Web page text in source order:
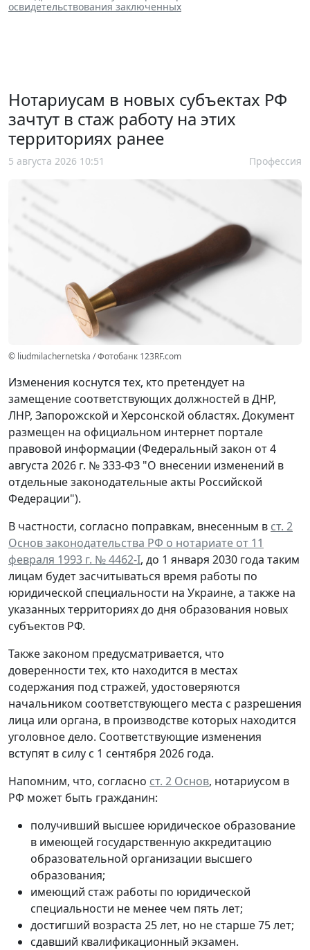
освидетельствования заключенных
Нотариусам в новых субъектах РФ
зачтут в стаж работу на этих
территориях ранее
5 августа 2026 10:51 Профессия
© liudmilachernetska / Фотобанк 123RF.com
Изменения коснутся тех, кто претендует на
замещение соответствующих должностей в ДНР,
ЛНР, Запорожской и Херсонской областях. Документ
размещен на официальном интернет портале
правовой информации (Федеральный закон от 4
августа 2026 г. № 333-ФЗ "О внесении изменений в
отдельные законодательные акты Российской
Федерации").
В частности, согласно поправкам, внесенным в ст. 2
Основ законодательства РФ о нотариате от 11
февраля 1993 г. № 4462-I, до 1 января 2030 года таким
лицам будет засчитываться время работы по
юридической специальности на Украине, а также на
указанных территориях до дня образования новых
субъектов РФ.
Также законом предусматривается, что
доверенности тех, кто находится в местах
содержания под стражей, удостоверяются
начальником соответствующего места с разрешения
лица или органа, в производстве которых находится
уголовное дело. Соответствующие изменения
вступят в силу с 1 сентября 2026 года.
Напомним, что, согласно ст. 2 Основ, нотариусом в
РФ может быть гражданин:
получивший высшее юридическое образование
в имеющей государственную аккредитацию
образовательной организации высшего
образования;
имеющий стаж работы по юридической
специальности не менее чем пять лет;
достигший возраста 25 лет, но не старше 75 лет;
сдавший квалификационный экзамен.